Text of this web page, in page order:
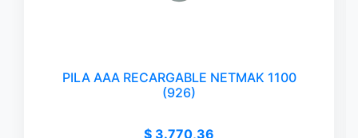
PILA AAA RECARGABLE NETMAK 1100
(926)
$ 3.770,36